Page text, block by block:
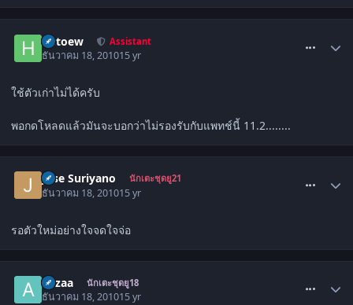
hutoew Assistant
ธันวาคม 18, 201015 yr
ใช้ตัวเก่าไม่ได้ครับ
พอกดโหลดแล้วมันจะบอกว่าไม่รองรับกับแพทช์นี้ 11.2........
Jose Suriyano นักเตะชุดยู21
ธันวาคม 18, 201015 yr
รอตัวใหม่อย่างใจจดใจจ่อ
auzaa นักเตะชุดยู18
ธันวาคม 18, 201015 yr